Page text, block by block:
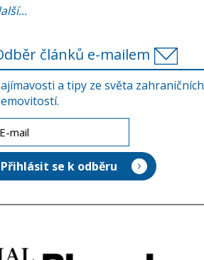
článků e-mailem
a tipy ze světa zahraničních